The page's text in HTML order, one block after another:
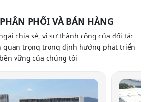
PHỐI VÀ BÁN HÀNG
chia sẻ, vì sự thành công của đối tác
quan trọng trong định hướng phát triển
bền vững của chúng tôi